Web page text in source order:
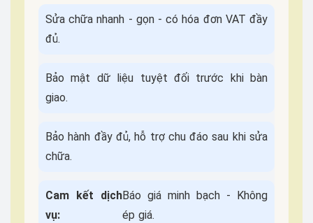
Sửa chữa nhanh - gọn - có hóa đơn VAT đầy
đủ.
Bảo mật dữ liệu tuyệt đối trước khi bàn
giao.
Bảo hành đầy đủ, hỗ trợ chu đáo sau khi sửa
chữa.
Cam kết dịch
vụ:
Báo giá minh bạch - Không
ép giá.